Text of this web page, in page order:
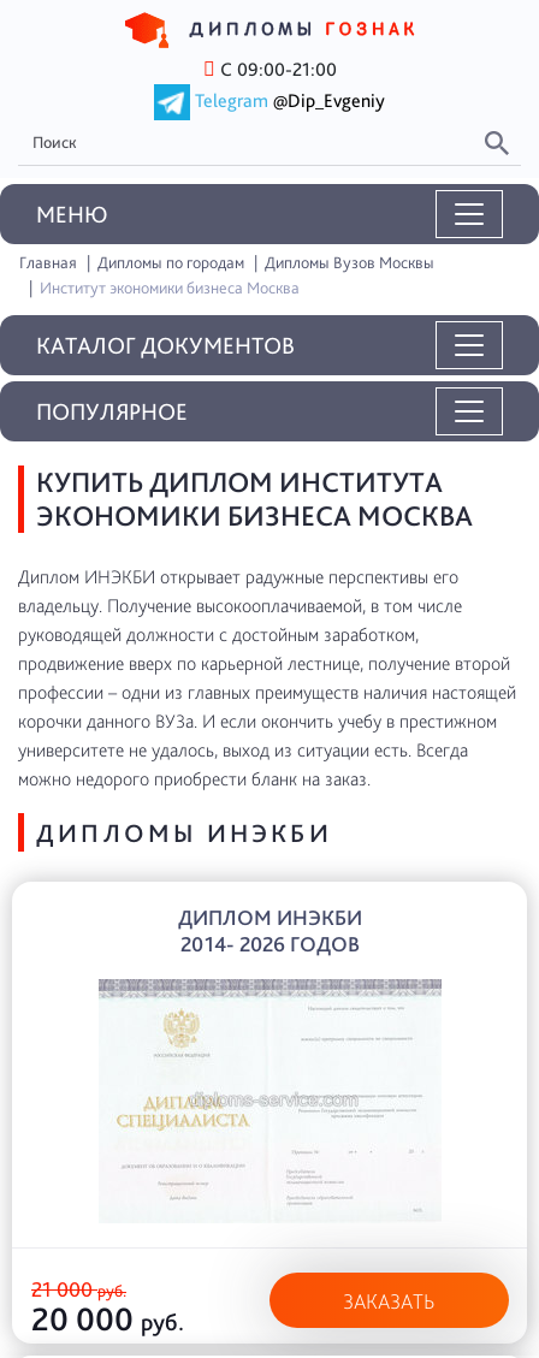
С 09:00-21:00
Telegram @Dip_Evgeniy
MEНЮ
Главная Дипломы по городам
Дипломы Вузов Москвы
Институт экономики бизнеса Москва
КАТАЛОГ ДОКУМЕНТОВ
КУПИТЬ ДИПЛОМ ИНСТИТУТА
ЭКОНОМИКИ БИЗНЕСА МОСКВА
Диплом ИНЭКБИ открывает радужные перспективы его
владельцу. Получение высокооплачиваемой, в том числе
руководящей должности с достойным заработком,
продвижение вверх по карьерной лестнице, получение второй
профессии – одни из главных преимуществ наличия настоящей
корочки данного ВУЗа. И если окончить учебу в престижном
университете не удалось, выход из ситуации есть. Всегда
можно недорого приобрести бланк на заказ.
ДИПЛОМЫ ИНЭКБИ
ДИПЛОМ ИНЭКБИ
2014- 2026 ГОДОВ
21 000руб.
20 000 руб.
ЗАКАЗАТЬ
ПОПУЛЯРНОЕ